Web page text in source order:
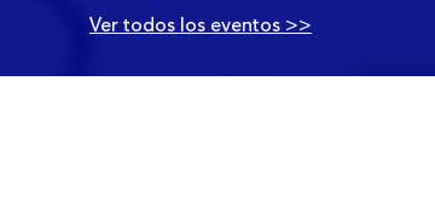
Ver todos los eventos >>